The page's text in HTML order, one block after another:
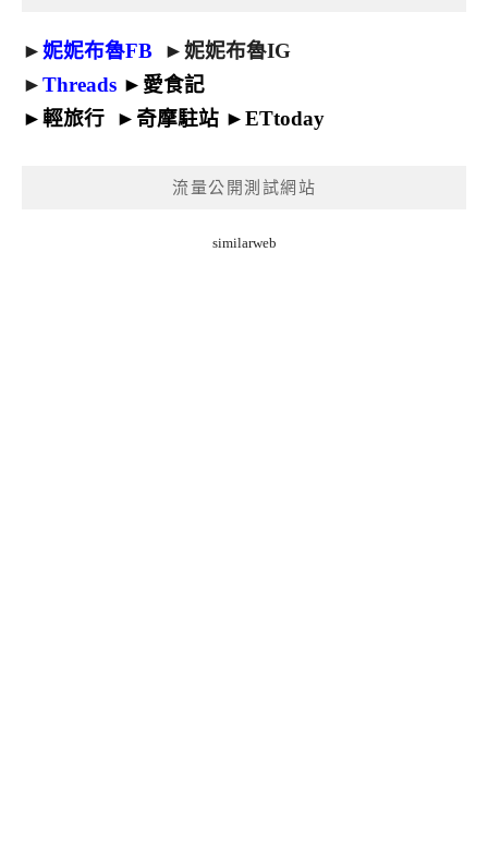
►妮妮布魯FB ►妮妮布魯IG
►Threads ► 愛食記
►輕旅行 ► 奇摩駐站 ►ETtoday
流量公開測試網站
similarweb